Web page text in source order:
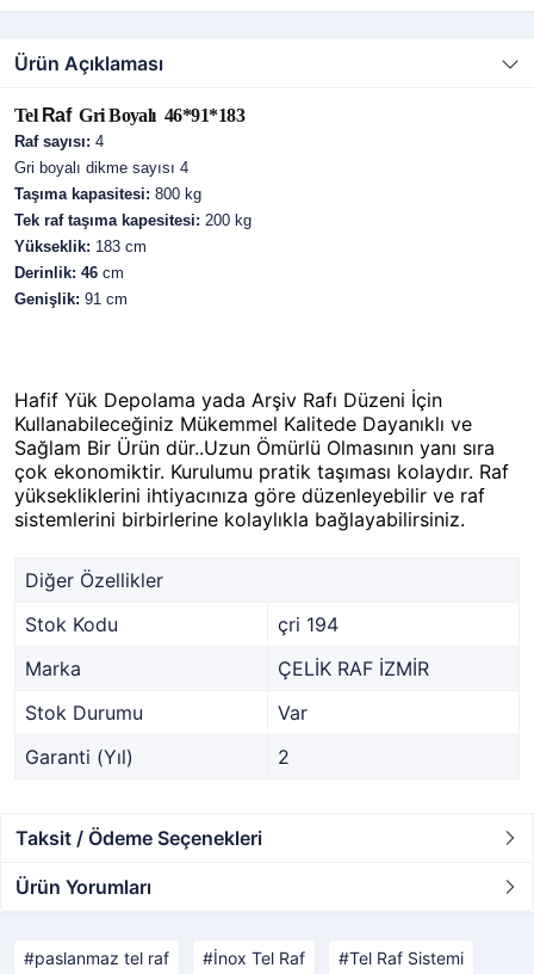
Ürün Açıklaması
Tel RafGri Boyalı 46*91*183
Raf sayısı: 4
Gri boyalı dikme sayısı 4
Taşıma kapasitesi: 800 kg
Tek raf taşıma kapesitesi: 200 kg
Yükseklik: 183 cm
Derinlik: 46 cm
Genişlik: 91 cm
Hafif Yük Depolama yada Arşiv Rafı Düzeni İçin
Kullanabileceğiniz Mükemmel Kalitede Dayanıklı ve
Sağlam Bir Ürün dür..Uzun Ömürlü Olmasının yanı sıra
çok ekonomiktir. Kurulumu pratik taşıması kolaydır. Raf
yüksekliklerini ihtiyacınıza göre düzenleyebilir ve raf
sistemlerini birbirlerine kolaylıkla bağlayabilirsiniz.
Diğer Özellikler
Stok Kodu
çri 194
Marka
ÇELİK RAF İZMİR
Stok Durumu
Var
Garanti (Yıl)
2
Taksit / Ödeme Seçenekleri
Ürün Yorumları
paslanmaz tel raf İnox Tel Raf Tel Raf Sistemi